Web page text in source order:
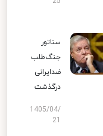
سناتور
جنگ‌طلب
ضدایرانی
درگذشت
1405/04/